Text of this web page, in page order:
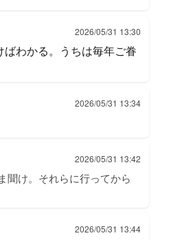
2026/05/31 13:30
ばわかる。うちは毎年ご眷
2026/05/31 13:34
2026/05/31 13:42
聞け。それらに行ってから
2026/05/31 13:44